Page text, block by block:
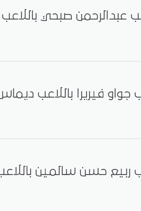
عبدالرحمن صبحي باللاعب
جواو فيريرا باللاعب
ربيع حسن سالمين